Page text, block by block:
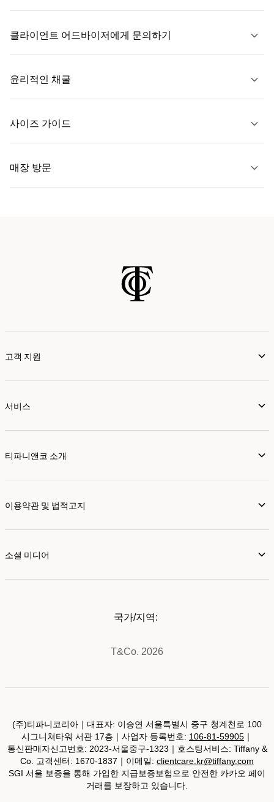
자세히 보기
클라이언트 어드바이저에게 문의하기
윤리적인 채굴
사이즈 가이드
자세히 보기
매장 방문
고객 지원
서비스
티파니앤코 소개
이용약관 및 법적고지
소셜 미디어
T&Co. 2026
국가/지역:
(주)티파니코리아｜대표자: 이승연 서울특별시 중구 청계천로 100
시그니쳐타워 서관 17층｜사업자 등록번호: 106-81-59905 ｜
통신판매자신고번호: 2023-서울중구-1323｜호스팅서비스: Tiffany &
Co. 고객센터: 1670-1837｜이메일: clientcare.kr@tiffany.com
SGI 서울 보증을 통해 가입한 지급보증보험으로 안전한 카카오 페이
거래를 보장하고 있습니다.